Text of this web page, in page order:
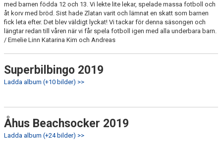
med barnen födda 12 och 13. Vi lekte lite lekar, spelade massa fotboll och
åt korv med bröd. Sist hade Zlatan varit och lämnat en skatt som barnen
fick leta efter. Det blev väldigt lyckat! Vi tackar för denna säsongen och
längtar redan till våren när vi får spela fotboll igen med alla underbara barn.
/ Emelie Linn Katarina Kim och Andreas
Superbilbingo 2019
Ladda album (+10 bilder) >>
Åhus Beachsocker 2019
Ladda album (+24 bilder) >>